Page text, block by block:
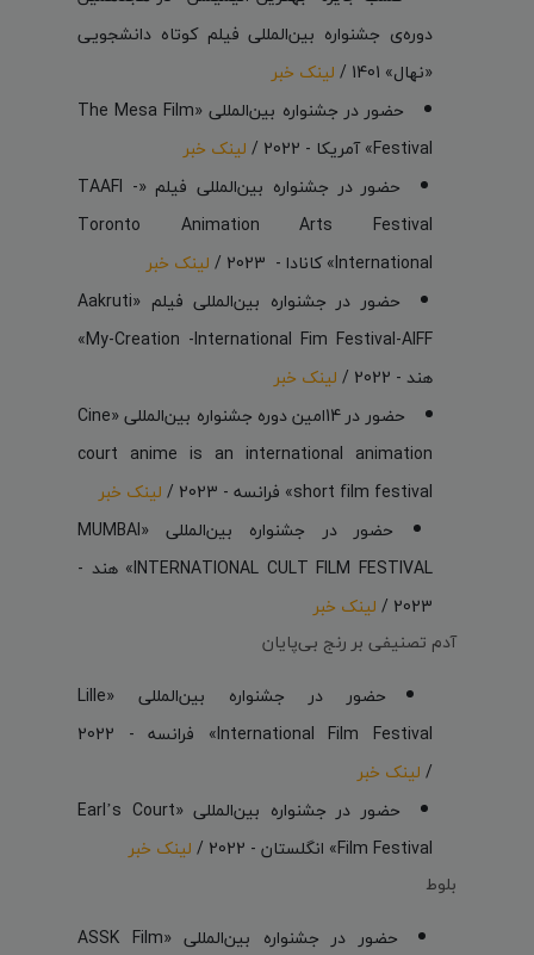
دوره‌ی جشنواره بین‌المللی فیلم کوتاه دانشجویی
«نهال» 1401 /
لینک خبر
حضور در جشنواره بین‌المللی «The Mesa Film
Festival» آمریکا - 2022 /
لینک خبر
حضور در جشنواره بین‌المللی فیلم «TAAFI -
Toronto Animation Arts Festival
International» کانادا - 2023 /
لینک خبر
حضور در جشنواره بین‌المللی فیلم «Aakruti
My-Creation -International Fim Festival-AIFF»
هند - 2022 /
لینک خبر
حضور در 14امین دوره جشنواره بین‌المللی «Cine
court anime is an international animation
short film festival» فرانسه - 2023 /
لینک خبر
حضور در جشنواره بین‌المللی «MUMBAI
INTERNATIONAL CULT FILM FESTIVAL» هند -
2023 /
لینک خبر
آدم تصنیفی بر رنج بی‌پایان
حضور در جشنواره بین‌المللی «Lille
International Film Festival» فرانسه - 2022
/ لینک خبر
حضور در جشنواره بین‌المللی «Earl’s Court
Film Festival» انگلستان - 2022 /
لینک خبر
بلوط
حضور در جشنواره بین‌المللی «ASSK Film